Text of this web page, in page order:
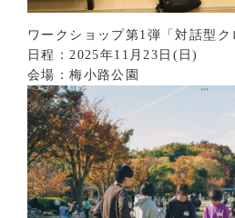
ワークショップ第1弾「対話型ク
日程：2025年11月23日(日)
会場：梅小路公園